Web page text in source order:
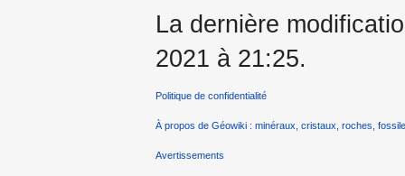
La dernière
2021 à 21:25.
Politique de confidentialité
À propos de Géowiki : minéraux, cristaux, roches,
Avertissements